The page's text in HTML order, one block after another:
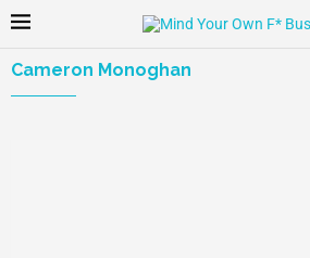
Cameron Monoghan